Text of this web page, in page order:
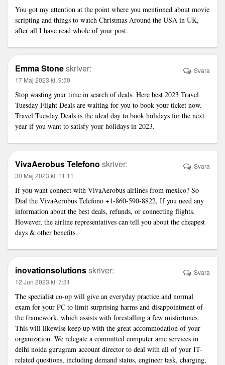
You got my attention at the point where you mentioned about movie
scripting and things to watch Christmas Around the USA in UK,
after all I have read whole of your post.
Emma Stoneskriver:
17 Maj 2023 kl. 9:50
Stop wasting your time in search of deals. Here best 2023 Travel
Tuesday Flight Deals are waiting for you to book your ticket now.
Travel Tuesday Deals is the ideal day to book holidays for the next
year if you want to satisfy your holidays in 2023.
Svara
VivaAerobus Telefono skriver:
30 Maj 2023 kl. 11:11
If you want connect with VivaAerobus airlines from mexico? So
Dial the VivaAerobus Telefono +1-860-590-8822, If you need any
information about the best deals, refunds, or connecting flights.
However, the airline representatives can tell you about the cheapest
days & other benefits.
Svara
inovationsolutionsskriver:
12 Jun 2023 kl. 7:31
The specialist co-op will give an everyday practice and normal
exam for your PC to limit surprising harms and disappointment of
the framework, which assists with forestalling a few misfortunes.
This will likewise keep up with the great accommodation of your
organization. We relegate a committed computer amc services in
delhi noida gurugram account director to deal with all of your IT-
related questions, including demand status, engineer task, charging,
Svara